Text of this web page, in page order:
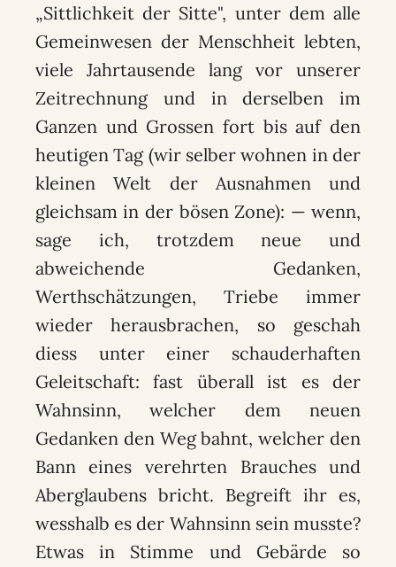
„Sittlichkeit der Sitte", unter dem alle
Gemeinwesen der Menschheit lebten,
viele Jahrtausende lang vor unserer
Zeitrechnung und in derselben im
Ganzen und Grossen fort bis auf den
heutigen Tag (wir selber wohnen in der
kleinen Welt der Ausnahmen und
gleichsam in der bösen Zone): — wenn,
sage ich, trotzdem neue und
abweichende Gedanken,
Werthschätzungen, Triebe immer
wieder herausbrachen, so geschah
diess unter einer schauderhaften
Geleitschaft: fast überall ist es der
Wahnsinn, welcher dem neuen
Gedanken den Weg bahnt, welcher den
Bann eines verehrten Brauches und
Aberglaubens bricht. Begreift ihr es,
wesshalb es der Wahnsinn sein musste?
Etwas in Stimme und Gebärde so